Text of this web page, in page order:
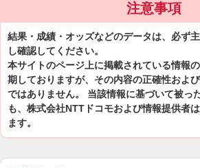
注意事項
結果・成績・オッズなどのデータは、必ず
し確認してください。
本サイトのページ上に掲載されている情報
期しておりますが、その内容の正確性およ
ではありません。 当該情報に基づいて被っ
も、株式会社NTTドコモおよび情報提供者
ます。